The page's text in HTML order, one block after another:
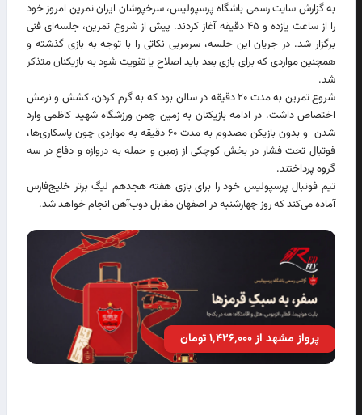
به گزارش سایت رسمی باشگاه پرسپولیس، سرخپوشان ایران تمرین امروز خود
را از ساعت یازده و ۴۵ دقیقه آغاز کردند. پیش از شروع تمرین، جلسه‌ای فنی
برگزار شد. در جریان این جلسه، سرمربی نکاتی را با توجه به بازی گذشته و
همچنین مواردی که برای بازی بعد باید اصلاح یا تقویت شود به بازیکنان متذکر
شد.
شروع تمرین به مدت ۲۰ دقیقه در سالن بود که به گرم کردن، کشش و نرمش
اختصاص داشت. در ادامه بازیکنان به زمین چمن ورزشگاه شهید کاظمی وارد
شدن و بدون بازیکن مصدوم به مدت ۶۰ دقیقه به مواردی چون پاسکاری‌ها،
فوتبال تحت فشار در بخش کوچکی از زمین و حمله به دروازه و دفاع در سه
گروه پرداختند.
تیم فوتبال پرسپولیس خود را برای بازی هفته هجدهم لیگ برتر خلیج‌فارس
آماده می‌کند که روز چهارشنبه در اصفهان مقابل ذوب‌آهن انجام خواهد شد.
پرواز مشهد از ۱٬۴۲۶٬۰۰۰ تومان